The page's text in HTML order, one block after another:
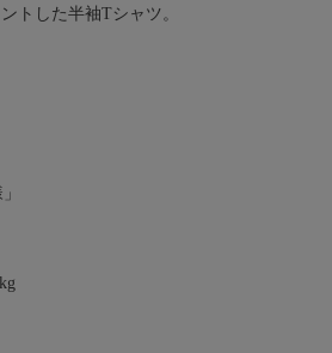
トした半袖Tシャツ。